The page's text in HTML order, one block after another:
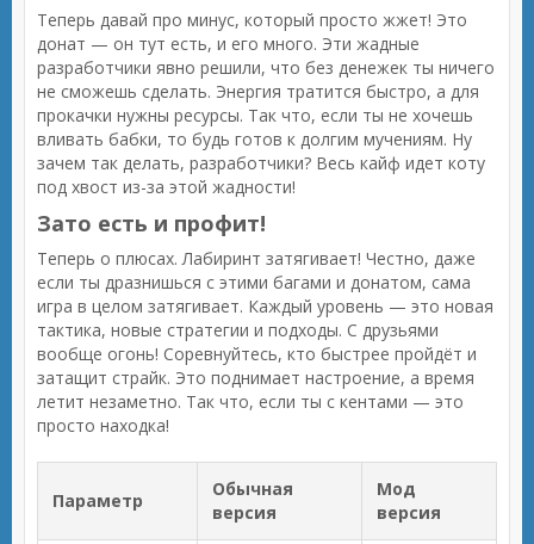
Теперь давай про минус, который просто жжет! Это
донат — он тут есть, и его много. Эти жадные
разработчики явно решили, что без денежек ты ничего
не сможешь сделать. Энергия тратится быстро, а для
прокачки нужны ресурсы. Так что, если ты не хочешь
вливать бабки, то будь готов к долгим мучениям. Ну
зачем так делать, разработчики? Весь кайф идет коту
под хвост из-за этой жадности!
Зато есть и профит!
Теперь о плюсах. Лабиринт затягивает! Честно, даже
если ты дразнишься с этими багами и донатом, сама
игра в целом затягивает. Каждый уровень — это новая
тактика, новые стратегии и подходы. С друзьями
вообще огонь! Соревнуйтесь, кто быстрее пройдёт и
затащит страйк. Это поднимает настроение, а время
летит незаметно. Так что, если ты с кентами — это
просто находка!
Параметр
Обычная
версия
Мод
версия